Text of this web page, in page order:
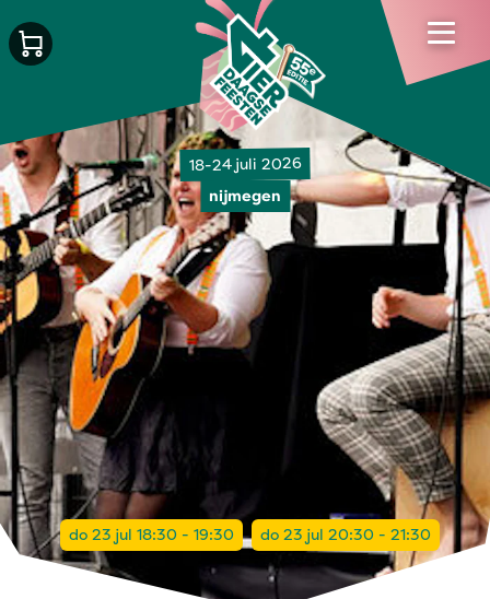
18-24 juli 2026
nijmegen
do 23 jul 18:30 - 19:30 do 23 jul 20:30 - 21:30